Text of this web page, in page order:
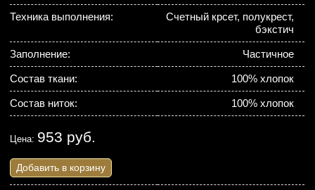
Техника выполнения:
Счетный крсет, полукрест,
бэкстич
Заполнение: Частичное
Состав ткани: 100% хлопок
Состав ниток: 100% хлопок
Цена: 953 руб.
Добавить в корзину